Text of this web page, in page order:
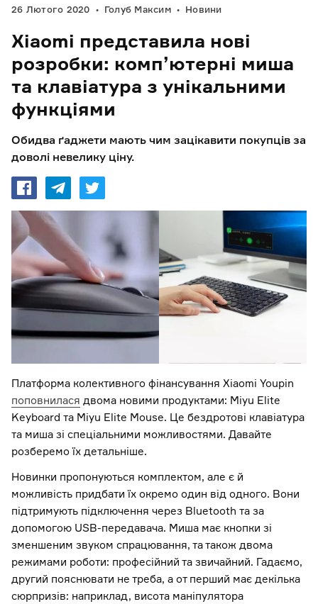
26 Лютого 2020 Голуб Максим Новини
Xiaomi представила нові
розробки: комп’ютерні миша
та клавіатура з унікальними
функціями
Обидва ґаджети мають чим зацікавити покупців за
доволі невелику ціну.
Платформа колективного фінансування Xiaomi Youpin
поповнилася двома новими продуктами: Miyu Elite
Keyboard та Miyu Elite Mouse. Це бездротові клавіатура
та миша зі спеціальними можливостями. Давайте
розберемо їх детальніше.
Новинки пропонуються комплектом, але є й
можливість придбати їх окремо один від одного. Вони
підтримують підключення через Bluetooth та за
допомогою USB-передавача. Миша має кнопки зі
зменшеним звуком спрацювання, та також двома
режимами роботи: професійний та звичайний. Гадаємо,
другий пояснювати не треба, а от перший має декілька
сюрпризів: наприклад, висота маніпулятора